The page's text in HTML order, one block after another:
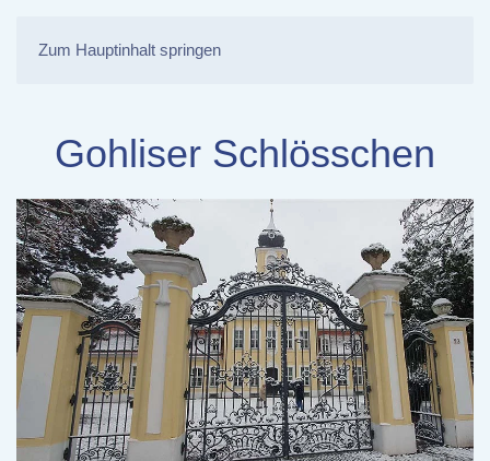
Zum Hauptinhalt springen
Gohliser Schlösschen